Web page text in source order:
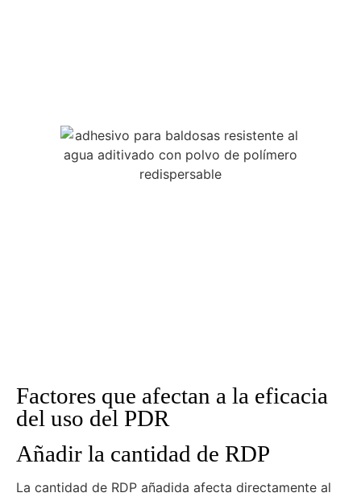
Factores que afectan a la eficacia
del uso del PDR
Añadir la cantidad de RDP
La cantidad de RDP añadida afecta directamente al